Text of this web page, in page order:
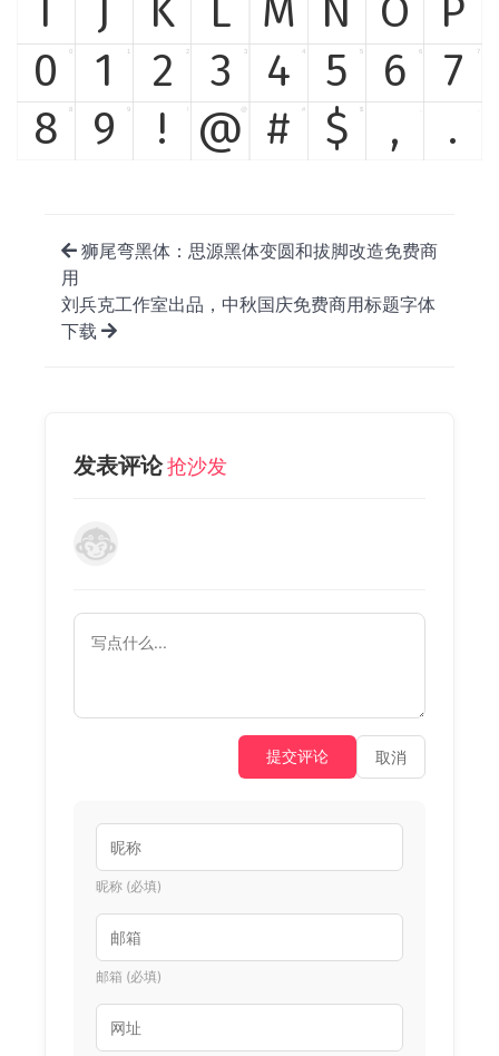
I J K L M N O P
0
0 1
1 2
2 3
3 4
4 5
5 6
6 7
7
8
8 9
9 ! @
@ #
# $
$ , .
狮尾弯黑体：思源黑体变圆和拔脚改造免费商
用
刘兵克工作室出品，中秋国庆免费商用标题字体
下载
发表评论抢沙发
提交评论 取消
昵称 (必填)
邮箱 (必填)